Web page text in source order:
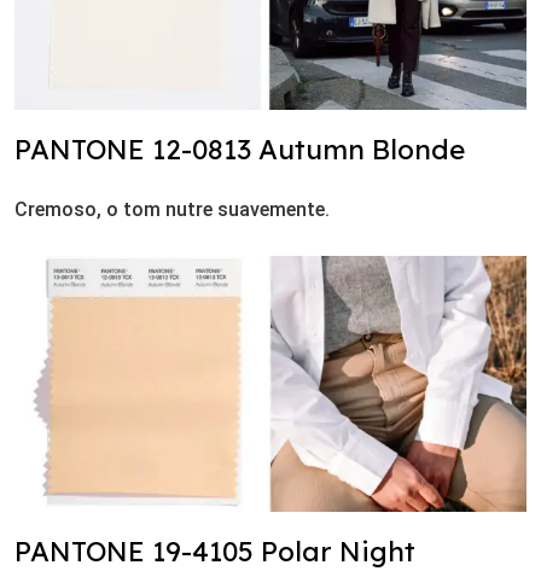
PANTONE 12-0813 Autumn Blonde
Cremoso, o tom nutre suavemente.
PANTONE 19-4105 Polar Night